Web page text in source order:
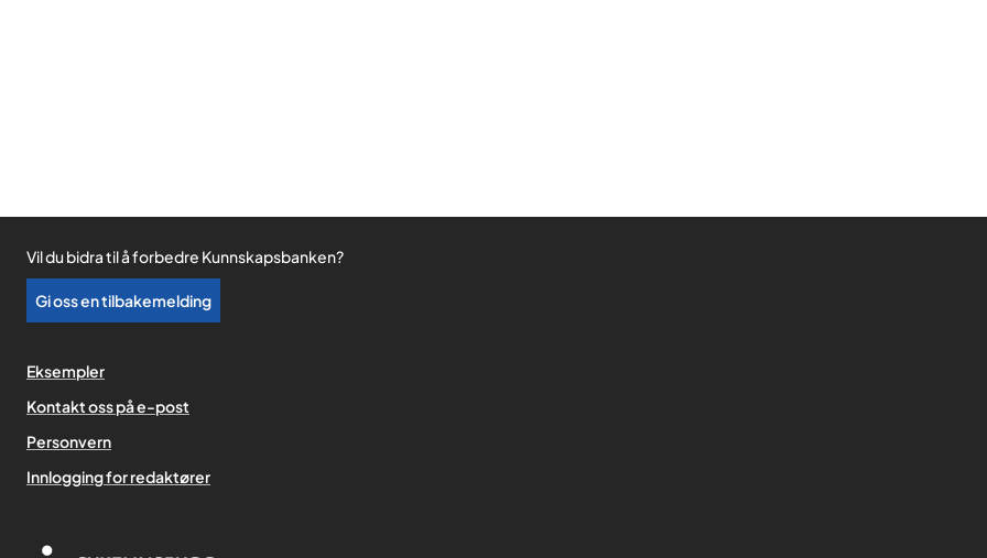
Vil du bidra til å forbedre Kunnskapsbanken?
Gi oss en tilbakemelding
Eksempler
Kontakt oss på e-post
Personvern
Innlogging for redaktører